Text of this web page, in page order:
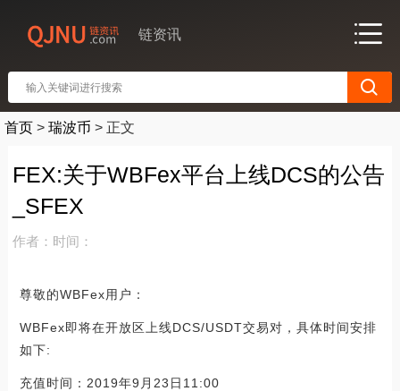
链资讯
首页 > 瑞波币 > 正文
FEX:关于WBFex平台上线DCS的公告
_SFEX
作者： 时间：
尊敬的WBFex用户：
WBFex即将在开放区上线DCS/USDT交易对，具体时间安排
如下:
充值时间：2019年9月23日11:00